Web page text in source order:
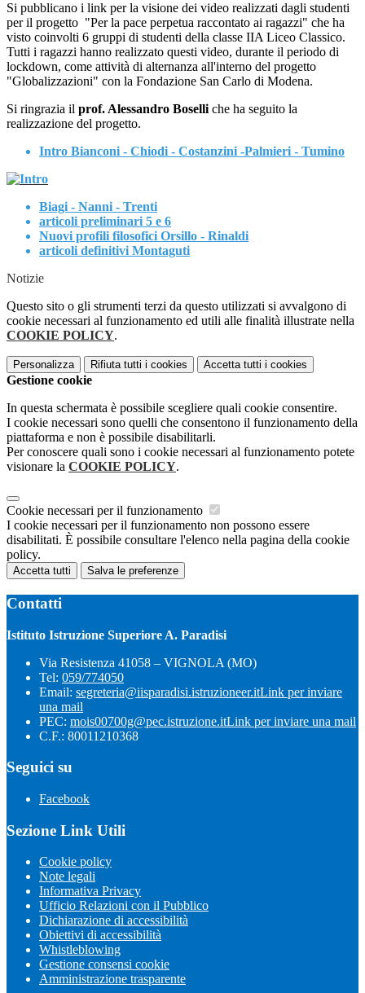
Si pubblicano i link per la visione dei video realizzati dagli studenti
per il progetto "Per la pace perpetua raccontato ai ragazzi" che ha
visto coinvolti 6 gruppi di studenti della classe IIA Liceo Classico.
Tutti i ragazzi hanno realizzato questi video, durante il periodo di
lockdown, come attività di alternanza all'interno del progetto
"Globalizzazioni" con la Fondazione San Carlo di Modena.
Si ringrazia il prof. Alessandro Boselli che ha seguito la
realizzazione del progetto.
Intro Bianconi - Chiodi - Costanzini -Palmieri - Tumino
Biagi - Nanni - Trenti
articoli preliminari 5 e 6
Nuovi profili filosofici Orsillo - Rinaldi
articoli definitivi Montaguti
Notizie
Questo sito o gli strumenti terzi da questo utilizzati si avvalgono di
cookie necessari al funzionamento ed utili alle finalità illustrate nella
COOKIE POLICY.
Personalizza Rifiuta tutti i cookies Accetta tutti i cookies
Gestione cookie
In questa schermata è possibile scegliere quali cookie consentire.
I cookie necessari sono quelli che consentono il funzionamento della
piattaforma e non è possibile disabilitarli.
Per conoscere quali sono i cookie necessari al funzionamento potete
visionare la COOKIE POLICY.
Cookie necessari per il funzionamento
I cookie necessari per il funzionamento non possono essere
disabilitati. È possibile consultare l'elenco nella pagina della cookie
policy.
Accetta tutti Salva le preferenze
Contatti
Istituto Istruzione Superiore A. Paradisi
Via Resistenza 41058 – VIGNOLA (MO)
Tel: 059/774050
Email: segreteria@iisparadisi.istruzioneer.itLink per inviare
una mail
PEC: mois00700g@pec.istruzione.itLink per inviare una mail
C.F.: 80011210368
Seguici su
Facebook
Sezione Link Utili
Cookie policy
Note legali
Informativa Privacy
Ufficio Relazioni con il Pubblico
Dichiarazione di accessibilità
Obiettivi di accessibilità
Whistleblowing
Gestione consensi cookie
Amministrazione trasparente